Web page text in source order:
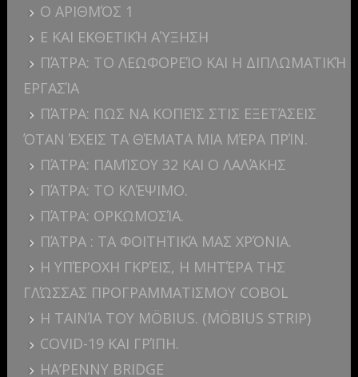
Ο ΑΡΙΘΜΌΣ 1
E ΚΑΙ ΕΚΘΕΤΙΚΉ ΑΎΞΗΣΗ
ΠΆΤΡΑ: ΤΟ ΛΕΩΦΟΡΕΊΟ ΚΑΙ Η ΔΙΠΛΩΜΑΤΙΚΉ
ΕΡΓΑΣΊΑ
ΠΆΤΡΑ: ΠΩΣ ΝΑ ΚΟΠΕΊΣ ΣΤΙΣ ΕΞΕΤΆΣΕΙΣ
ΌΤΑΝ ΈΧΕΙΣ ΤΑ ΘΈΜΑΤΑ ΜΙΑ ΜΈΡΑ ΠΡΊΝ.
ΠΆΤΡΑ: ΠΑΜΊΣΟΥ 32 ΚΑΙ Ο ΛΑΛΆΚΗΣ
ΠΆΤΡΑ: ΤΟ ΚΛΈΨΙΜΟ.
ΠΆΤΡΑ: ΟΡΚΩΜΟΣΊΑ.
ΠΆΤΡΑ : ΤΑ ΦΟΙΤΗΤΙΚΆ ΜΑΣ ΧΡΌΝΙΑ.
Η ΥΠΈΡΟΧΗ ΓΚΡΈΙΣ, Η ΜΗΤΈΡΑ ΤΗΣ
ΓΛΏΣΣΑΣ ΠΡΟΓΡΑΜΜΑΤΙΣΜΟΥ COBOL
Η ΤΑΙΝΊΑ ΤΟΥ MÖBIUS. (MÖBIUS STRIP)
COVID-19 ΚΑΙ ΓΡΊΠΗ.
HA’PENNY BRIDGE